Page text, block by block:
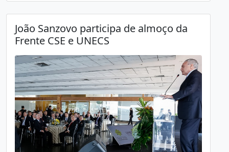
João Sanzovo participa de almoço da
Frente CSE e UNECS